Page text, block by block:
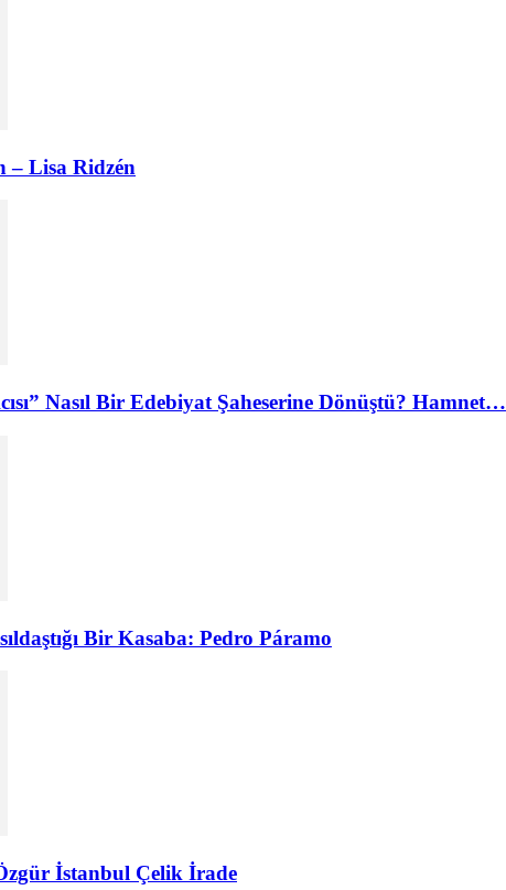
– Lisa Ridzén
Nasıl Bir Edebiyat Şaheserine Dönüştü? Hamnet…
Bir Kasaba: Pedro Páramo
İstanbul Çelik İrade